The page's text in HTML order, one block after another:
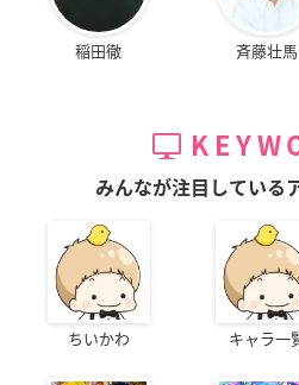
稲田徹 斉藤壮馬
みんなが注目している
ちいかわ キャラ一